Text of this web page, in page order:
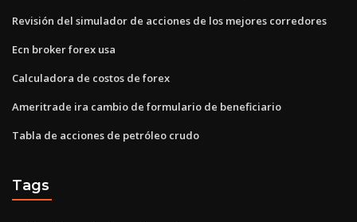
Revisión del simulador de acciones de los mejores corredores
Ecn broker forex usa
Calculadora de costos de forex
Ameritrade ira cambio de formulario de beneficiario
Tabla de acciones de petróleo crudo
Tags